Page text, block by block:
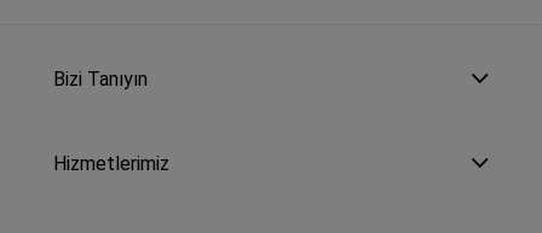
Bizi Tanıyın
Hizmetlerimiz